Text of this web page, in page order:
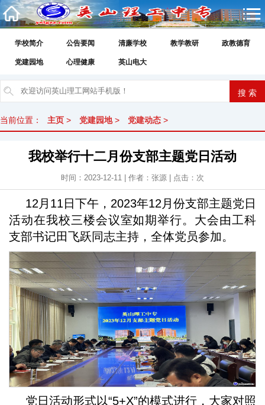
学校简介 公告要闻 清廉学校 教学教研 政教德育
党建园地 心理健康 英山电大
当前位置： 主页 > 党建园地> 党建动态 >
我校举行十二月份支部主题党日活动
时间：2023-12-11 | 作者：张源 | 点击： 次
12月11日下午，2023年12月份支部主题党日
活动在我校三楼会议室如期举行。大会由工科
支部书记田飞跃同志主持，全体党员参加。
党日活动形式以“5+X”的模式进行，大家对照